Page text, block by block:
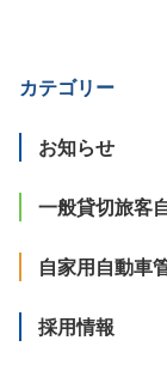
カテゴリー
お知らせ
一般貸切旅客
自家用自動車
採用情報